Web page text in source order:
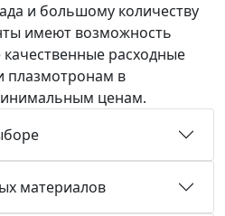
и большому количеству
имеют возможность
расходные
плазмотронам в
ценам.
материалов